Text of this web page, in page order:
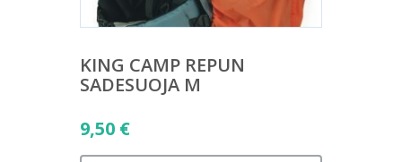
KING CAMP REPUN
SADESUOJA M
9,50 €